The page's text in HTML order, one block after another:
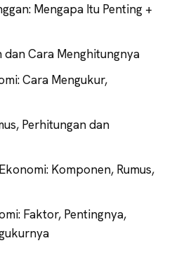
Mengapa Itu Penting +
dan Cara Menghitungnya
Cara Mengukur,
Perhitungan dan
Komponen, Rumus,
Faktor, Pentingnya,